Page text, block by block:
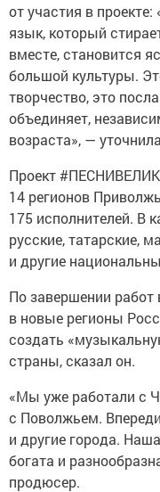
от участия в
язык, который
вместе, становится
большой культуры.
творчество, это
объединяет,
возраста», —
Проект
14 регионов
175 исполнителей. В
русские, татарские,
и другие
По завершении работ
в новые регионы
создать
страны, сказал он.
«Мы уже работали с
с Поволжьем.
и другие города.
богата и
продюсер.